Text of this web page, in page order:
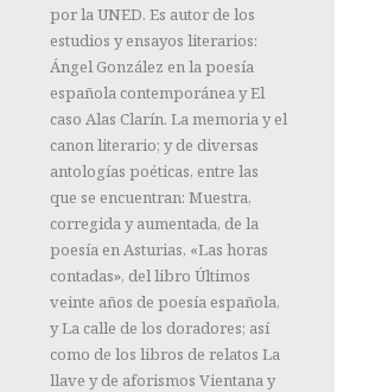
por la UNED. Es autor de los
estudios y ensayos literarios:
Ángel González en la poesía
española contemporánea y El
caso Alas Clarín. La memoria y el
canon literario; y de diversas
antologías poéticas, entre las
que se encuentran: Muestra,
corregida y aumentada, de la
poesía en Asturias, «Las horas
contadas», del libro Últimos
veinte años de poesía española,
y La calle de los doradores; así
como de los libros de relatos La
llave y de aforismos Vientana y